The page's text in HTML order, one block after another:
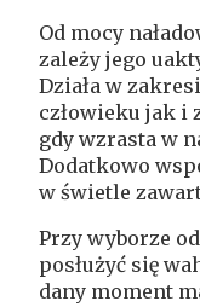
Od mocy
zależy jego
Działa w
człowieku jak i
gdy wzrasta w
Dodatkowo
w świetle
Przy wyborze
posłużyć się
dany moment